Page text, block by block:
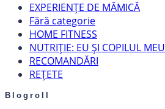
EXPERIENȚE DE MĂMICĂ
Fără categorie
HOME FITNESS
NUTRIȚIE: EU ȘI COPILUL MEU
RECOMANDĂRI
REȚETE
Blogroll